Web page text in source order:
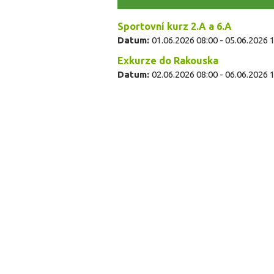
Sportovní kurz 2.A a 6.A
Datum: 01.06.2026 08:00 - 05.06.2026
Exkurze do Rakouska
Datum: 02.06.2026 08:00 - 06.06.2026